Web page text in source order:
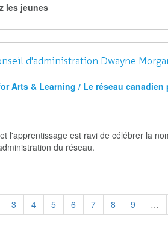
les jeunes
d'administration Dwayne
Arts & Learning / Le réseau canadien
l'apprentissage est ravi de célébrer la
du réseau.
3 4 5 6 7 8 9 …